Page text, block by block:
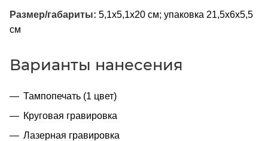
Размер/габариты: 5,1x5,1x20 см; упаковка 21,5х6х5,5
см
Варианты нанесения
Тампопечать (1 цвет)
Круговая гравировка
Лазерная гравировка